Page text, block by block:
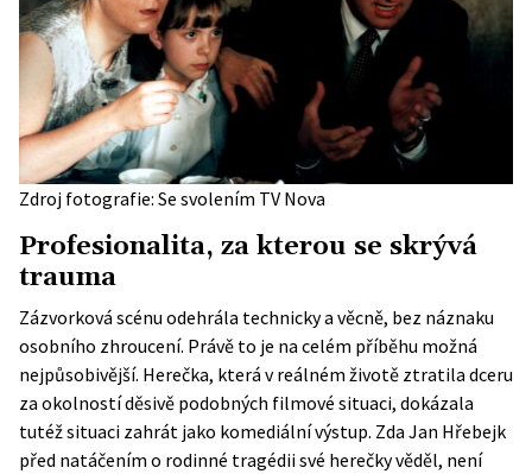
Zdroj fotografie: Se svolením TV Nova
Profesionalita, za kterou se skrývá
trauma
Zázvorková scénu odehrála technicky a věcně, bez náznaku
osobního zhroucení. Právě to je na celém příběhu možná
nejpůsobivější. Herečka, která v reálném životě ztratila dceru
za okolností děsivě podobných filmové situaci, dokázala
tutéž situaci zahrát jako komediální výstup. Zda Jan Hřebejk
před natáčením o rodinné tragédii své herečky věděl, není